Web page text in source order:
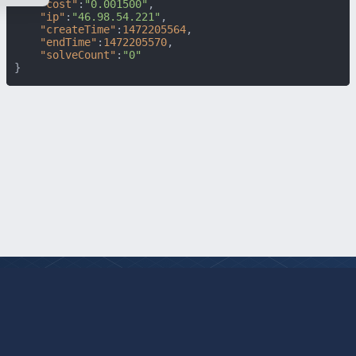
"cost" : "0.001500" ,
"ip" : "46.98.54.221" ,
"createTime" : 1472205564,
"endTime" : 1472205570,
"solveCount" : "0"
}